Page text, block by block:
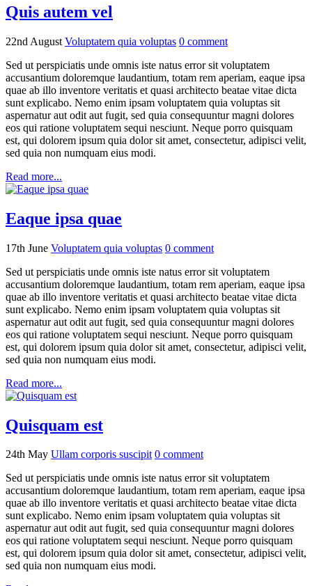
Quis autem vel
22nd August Voluptatem quia voluptas 0 comment
Sed ut perspiciatis unde omnis iste natus error sit voluptatem
accusantium doloremque laudantium, totam rem aperiam, eaque ipsa
quae ab illo inventore veritatis et quasi architecto beatae vitae dicta
sunt explicabo. Nemo enim ipsam voluptatem quia voluptas sit
aspernatur aut odit aut fugit, sed quia consequuntur magni dolores
eos qui ratione voluptatem sequi nesciunt. Neque porro quisquam
est, qui dolorem ipsum quia dolor sit amet, consectetur, adipisci velit,
sed quia non numquam eius modi.
Read more...
Eaque ipsa quae
17th June Voluptatem quia voluptas 0 comment
Sed ut perspiciatis unde omnis iste natus error sit voluptatem
accusantium doloremque laudantium, totam rem aperiam, eaque ipsa
quae ab illo inventore veritatis et quasi architecto beatae vitae dicta
sunt explicabo. Nemo enim ipsam voluptatem quia voluptas sit
aspernatur aut odit aut fugit, sed quia consequuntur magni dolores
eos qui ratione voluptatem sequi nesciunt. Neque porro quisquam
est, qui dolorem ipsum quia dolor sit amet, consectetur, adipisci velit,
sed quia non numquam eius modi.
Read more...
Quisquam est
24th May Ullam corporis suscipit 0 comment
Sed ut perspiciatis unde omnis iste natus error sit voluptatem
accusantium doloremque laudantium, totam rem aperiam, eaque ipsa
quae ab illo inventore veritatis et quasi architecto beatae vitae dicta
sunt explicabo. Nemo enim ipsam voluptatem quia voluptas sit
aspernatur aut odit aut fugit, sed quia consequuntur magni dolores
eos qui ratione voluptatem sequi nesciunt. Neque porro quisquam
est, qui dolorem ipsum quia dolor sit amet, consectetur, adipisci velit,
sed quia non numquam eius modi.